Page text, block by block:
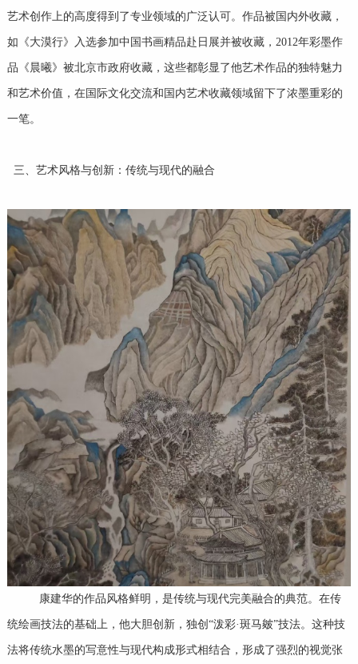
艺术创作上的高度得到了专业领域的广泛认可。作品被国内外收藏，
如《大漠行》入选参加中国书画精品赴日展并被收藏，2012年彩墨作
品《晨曦》被北京市政府收藏，这些都彰显了他艺术作品的独特魅力
和艺术价值，在国际文化交流和国内艺术收藏领域留下了浓墨重彩的
一笔。
三、艺术风格与创新：传统与现代的融合
康建华的作品风格鲜明，是传统与现代完美融合的典范。在传
统绘画技法的基础上，他大胆创新，独创“泼彩·斑马皴”技法。这种技
法将传统水墨的写意性与现代构成形式相结合，形成了强烈的视觉张